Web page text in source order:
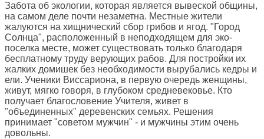
Забота об экологии, которая является вывеской общины,
на самом деле почти незаметна. Местные жители
жалуются на хищнический сбор грибов и ягод. "Город
Солнца", расположенный в неподходящем для эко-
поселка месте, может существовать только благодаря
бесплатному труду верующих рабов. Для постройки их
жалких домишек без необходимости вырубались кедры и
ели. Ученики Виссариона, в первую очередь женщины,
живут, мягко говоря, в глубоком средневековье. Кто
получает благословение Учителя, живет в
"объединенных" деревенских семьях. Решения
принимает "советом мужчин" - и мужчины этим очень
довольны.